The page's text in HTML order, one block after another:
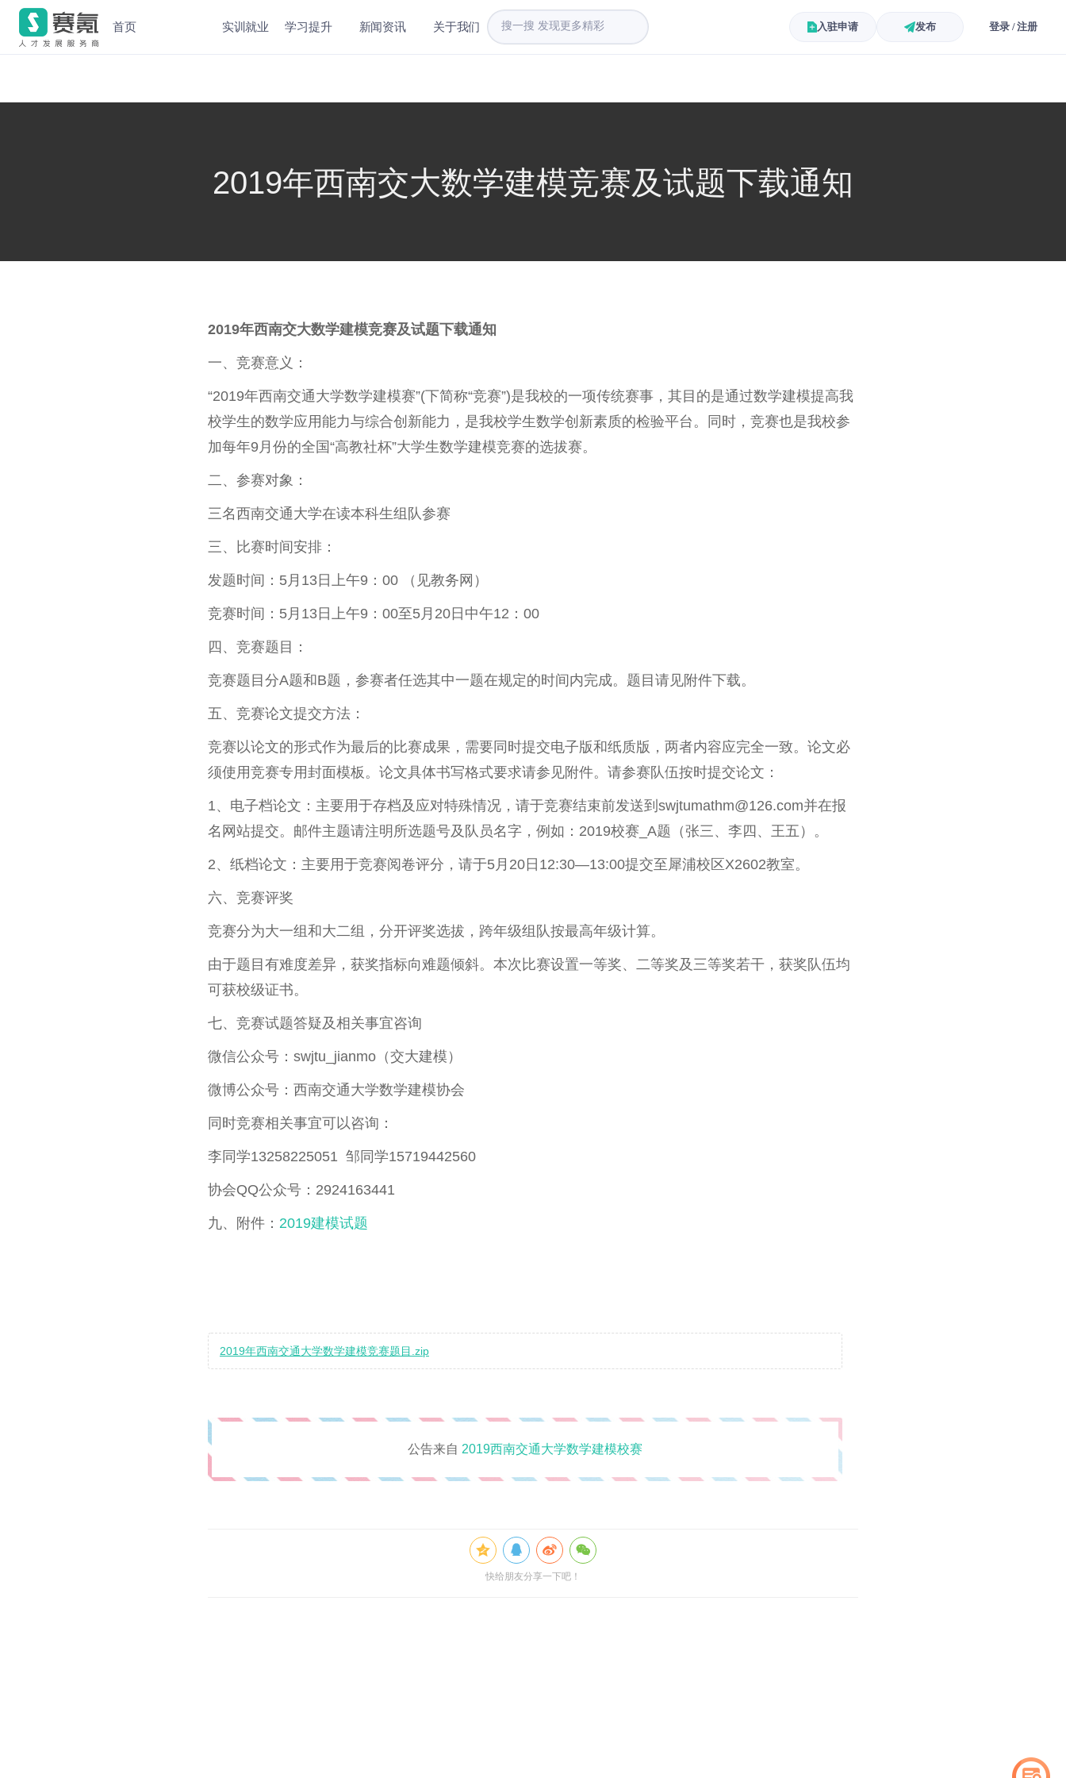
首页 实训就业 学习提升 新闻资讯 关于我们 入驻申请 发布 登录 / 注册
2019年西南交大数学建模竞赛及试题下载通知
2019年西南交大数学建模竞赛及试题下载通知
一、竞赛意义：
“2019年西南交通大学数学建模赛”(下简称“竞赛”)是我校的一项传统赛事，其目的是通过数学建模提高我
校学生的数学应用能力与综合创新能力，是我校学生数学创新素质的检验平台。同时，竞赛也是我校参
加每年9月份的全国“高教社杯”大学生数学建模竞赛的选拔赛。
二、参赛对象：
三名西南交通大学在读本科生组队参赛
三、比赛时间安排：
发题时间：5月13日上午9：00 （见教务网）
竞赛时间：5月13日上午9：00至5月20日中午12：00
四、竞赛题目：
竞赛题目分A题和B题，参赛者任选其中一题在规定的时间内完成。题目请见附件下载。
五、竞赛论文提交方法：
竞赛以论文的形式作为最后的比赛成果，需要同时提交电子版和纸质版，两者内容应完全一致。论文必
须使用竞赛专用封面模板。论文具体书写格式要求请参见附件。请参赛队伍按时提交论文：
1、电子档论文：主要用于存档及应对特殊情况，请于竞赛结束前发送到swjtumathm@126.com并在报
名网站提交。邮件主题请注明所选题号及队员名字，例如：2019校赛_A题（张三、李四、王五）。
2、纸档论文：主要用于竞赛阅卷评分，请于5月20日12:30—13:00提交至犀浦校区X2602教室。
六、竞赛评奖
竞赛分为大一组和大二组，分开评奖选拔，跨年级组队按最高年级计算。
由于题目有难度差异，获奖指标向难题倾斜。本次比赛设置一等奖、二等奖及三等奖若干，获奖队伍均
可获校级证书。
七、竞赛试题答疑及相关事宜咨询
微信公众号：swjtu_jianmo（交大建模）
微博公众号：西南交通大学数学建模协会
同时竞赛相关事宜可以咨询：
李同学13258225051 邹同学15719442560
协会QQ公众号：2924163441
九、附件： 2019建模试题
2019年西南交通大学数学建模竞赛题目.zip
公告来自 2019西南交通大学数学建模校赛
快给朋友分享一下吧！